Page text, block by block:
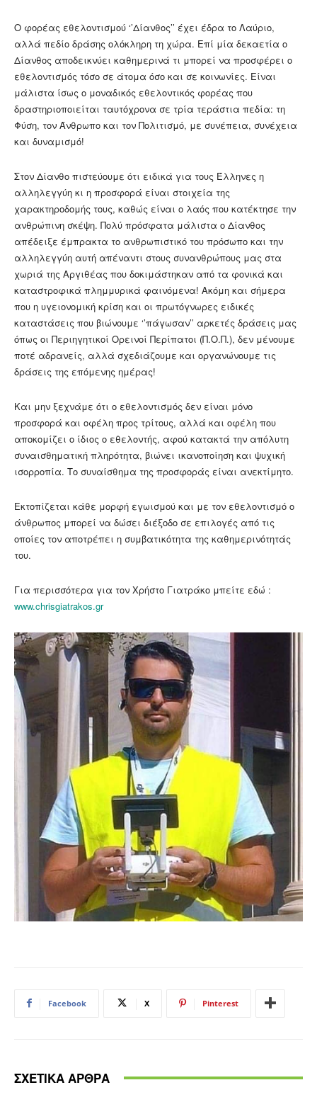
Ο φορέας εθελοντισμού ‘’Δίανθος’’ έχει έδρα το Λαύριο,
αλλά πεδίο δράσης ολόκληρη τη χώρα. Επί μία δεκαετία ο
Δίανθος αποδεικνύει καθημερινά τι μπορεί να προσφέρει ο
εθελοντισμός τόσο σε άτομα όσο και σε κοινωνίες. Είναι
μάλιστα ίσως ο μοναδικός εθελοντικός φορέας που
δραστηριοποιείται ταυτόχρονα σε τρία τεράστια πεδία: τη
Φύση, τον Άνθρωπο και τον Πολιτισμό, με συνέπεια, συνέχεια
και δυναμισμό!
Στον Δίανθο πιστεύουμε ότι ειδικά για τους Έλληνες η
αλληλεγγύη κι η προσφορά είναι στοιχεία της
χαρακτηροδομής τους, καθώς είναι ο λαός που κατέκτησε την
ανθρώπινη σκέψη. Πολύ πρόσφατα μάλιστα ο Δίανθος
απέδειξε έμπρακτα το ανθρωπιστικό του πρόσωπο και την
αλληλεγγύη αυτή απέναντι στους συνανθρώπους μας στα
χωριά της Αργιθέας που δοκιμάστηκαν από τα φονικά και
καταστροφικά πλημμυρικά φαινόμενα! Ακόμη και σήμερα
που η υγειονομική κρίση και οι πρωτόγνωρες ειδικές
καταστάσεις που βιώνουμε ‘’πάγωσαν’’ αρκετές δράσεις μας
όπως οι Περιηγητικοί Ορεινοί Περίπατοι (Π.Ο.Π.), δεν μένουμε
ποτέ αδρανείς, αλλά σχεδιάζουμε και οργανώνουμε τις
δράσεις της επόμενης ημέρας!
Και μην ξεχνάμε ότι ο εθελοντισμός δεν είναι μόνο
προσφορά και οφέλη προς τρίτους, αλλά και οφέλη που
αποκομίζει ο ίδιος ο εθελοντής, αφού κατακτά την απόλυτη
συναισθηματική πληρότητα, βιώνει ικανοποίηση και ψυχική
ισορροπία. Το συναίσθημα της προσφοράς είναι ανεκτίμητο.
Εκτοπίζεται κάθε μορφή εγωισμού και με τον εθελοντισμό ο
άνθρωπος μπορεί να δώσει διέξοδο σε επιλογές από τις
οποίες τον αποτρέπει η συμβατικότητα της καθημερινότητάς
του.
Για περισσότερα για τον Χρήστο Γιατράκο μπείτε εδώ :
www.chrisgiatrakos.gr
Facebook X Pinterest
ΣΧΕΤΙΚΑ ΑΡΘΡΑ